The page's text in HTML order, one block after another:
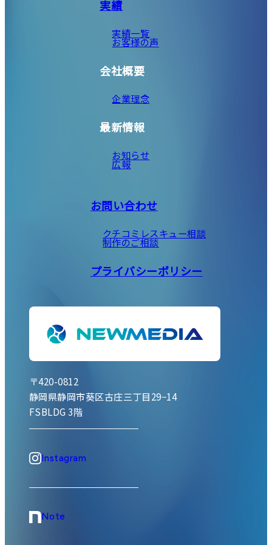
〒420-0812
静岡県静岡市葵区古庄三丁目29−14
FSBLDG 3階
Instagram
Note
実績
実績一覧
お客様の声
会社概要
企業理念
最新情報
お知らせ
広報
お問い合わせ
クチコミレスキュー相談
制作のご相談
プライバシーポリシー